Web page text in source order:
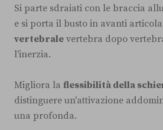
Si parte sdraiati con le braccia
e si porta il busto in avanti
vertebrale vertebra dopo
l'inerzia.
Migliora la flessibilità della
distinguere un'attivazione
una profonda.